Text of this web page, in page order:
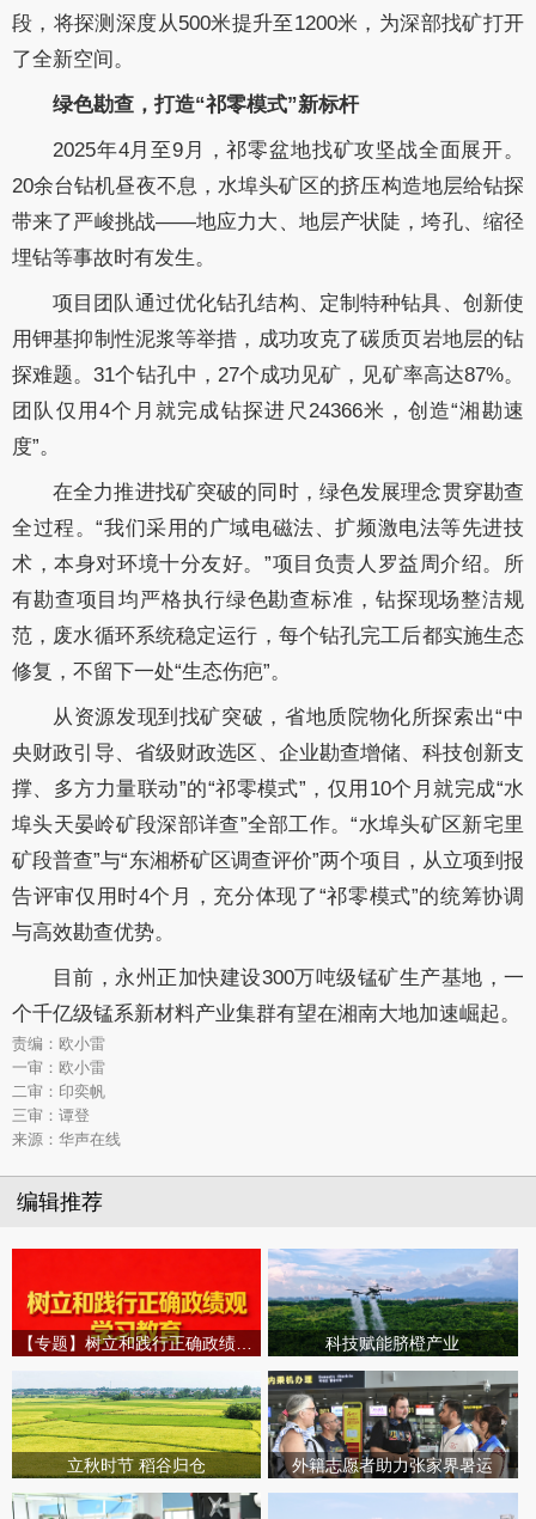
段，将探测深度从500米提升至1200米，为深部找矿打开
了全新空间。
绿色勘查，打造“祁零模式”新标杆
2025年4月至9月，祁零盆地找矿攻坚战全面展开。
20余台钻机昼夜不息，水埠头矿区的挤压构造地层给钻探
带来了严峻挑战——地应力大、地层产状陡，垮孔、缩径
埋钻等事故时有发生。
项目团队通过优化钻孔结构、定制特种钻具、创新使
用钾基抑制性泥浆等举措，成功攻克了碳质页岩地层的钻
探难题。31个钻孔中，27个成功见矿，见矿率高达87%。
团队仅用4个月就完成钻探进尺24366米，创造“湘勘速
度”。
在全力推进找矿突破的同时，绿色发展理念贯穿勘查
全过程。“我们采用的广域电磁法、扩频激电法等先进技
术，本身对环境十分友好。”项目负责人罗益周介绍。所
有勘查项目均严格执行绿色勘查标准，钻探现场整洁规
范，废水循环系统稳定运行，每个钻孔完工后都实施生态
修复，不留下一处“生态伤疤”。
从资源发现到找矿突破，省地质院物化所探索出“中
央财政引导、省级财政选区、企业勘查增储、科技创新支
撑、多方力量联动”的“祁零模式”，仅用10个月就完成“水
埠头天晏岭矿段深部详查”全部工作。“水埠头矿区新宅里
矿段普查”与“东湘桥矿区调查评价”两个项目，从立项到报
告评审仅用时4个月，充分体现了“祁零模式”的统筹协调
与高效勘查优势。
目前，永州正加快建设300万吨级锰矿生产基地，一
个千亿级锰系新材料产业集群有望在湘南大地加速崛起。
责编：欧小雷
一审：欧小雷
二审：印奕帆
三审：谭登
来源：华声在线
编辑推荐
科技赋能脐橙产业
立秋时节 稻谷归仓 外籍志愿者助力张家界暑运